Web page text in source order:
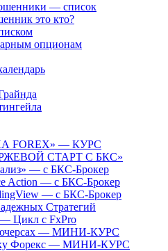
— список
это кто?
опционам
FOREX» — КУРС
СТАРТ С БКС»
— с БКС-Брокер
Action — с БКС-Брокер
— с БКС-Брокер
Стратегий
— Цикл с FxPro
— МИНИ-КУРС
Форекс — МИНИ-КУРС